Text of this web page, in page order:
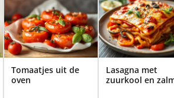
Tomaatjes uit de
oven
Lasagna met
zuurkool en